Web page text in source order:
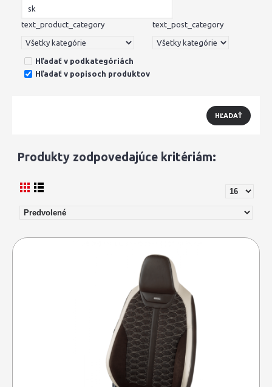
text_product_category text_post_category
Hľadať v podkategóriách
Hľadať v popisoch produktov
Produkty zodpovedajúce kritériám: